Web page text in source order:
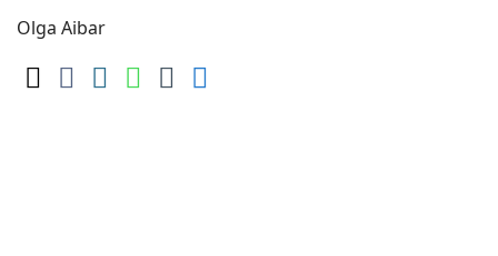
Olga Aibar